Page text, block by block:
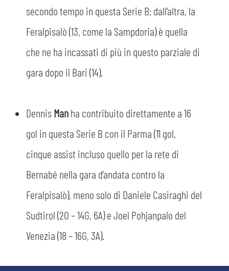
secondo tempo in questa Serie B; dall’altra, la
Feralpisalò (13, come la Sampdoria) è quella
che ne ha incassati di più in questo parziale di
gara dopo il Bari (14).
DennisManha contribuito direttamente a 16
gol in questa Serie B con il Parma (11 gol,
cinque assist incluso quello per la rete di
Bernabé nella gara d’andata contro la
Feralpisalò), meno solo di Daniele Casiraghi del
Sudtirol (20 – 14G, 6A) e Joel Pohjanpalo del
Venezia (18 – 16G, 3A).